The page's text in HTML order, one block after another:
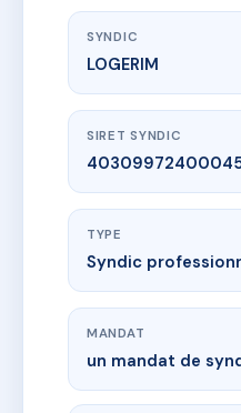
SYNDIC
LOGERIM
SIRET SYNDIC
TYPE
Syndic
MANDAT
un mandat de